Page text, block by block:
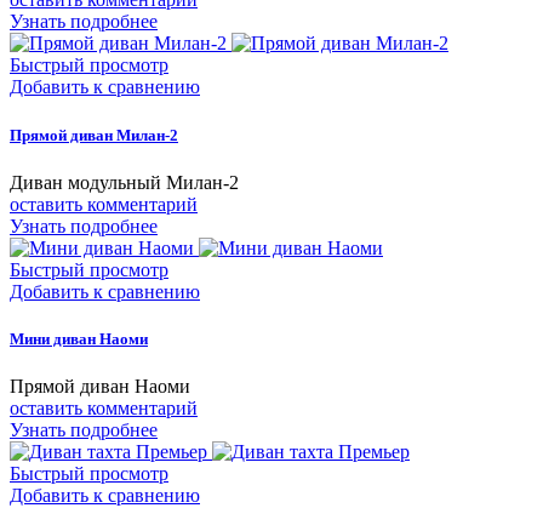
Узнать подробнее
Быстрый просмотр
Добавить к сравнению
Прямой диван Милан-2
Диван модульный Милан-2
оставить комментарий
Узнать подробнее
Быстрый просмотр
Добавить к сравнению
Мини диван Наоми
Прямой диван Наоми
оставить комментарий
Узнать подробнее
Быстрый просмотр
Добавить к сравнению